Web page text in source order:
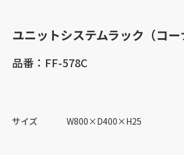
ユニットシステムラック（コー
品番：FF-578C
サイズ W800×D400×H25